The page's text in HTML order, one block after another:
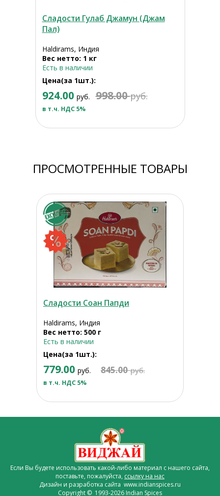
Сладости Гулаб Джамун (Джам
Пал)
Haldirams, Индия
Вес нетто: 1 кг
Есть в наличии
Цена(за 1шт.):
924.00 руб. 998.00руб.
в т.ч. НДС 5%
ПРОСМОТРЕННЫЕ ТОВАРЫ
Сладости Соан Папди
Haldirams, Индия
Вес нетто: 500 г
Есть в наличии
Цена(за 1шт.):
779.00 руб. 845.00руб.
в т.ч. НДС 5%
Если Вы будете использовать какой-либо материал с нашего сайта,
поставьте, пожалуйста, ссылку на нас
Дизайн и разработка сайта www.indianspices.ru
Copyright © 1993-2026 Indian Spices